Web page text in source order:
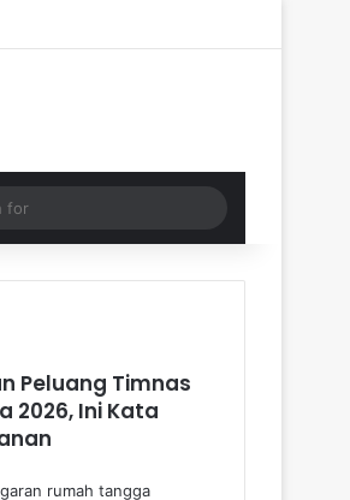
for
Peluang Timnas
2026, Ini Kata